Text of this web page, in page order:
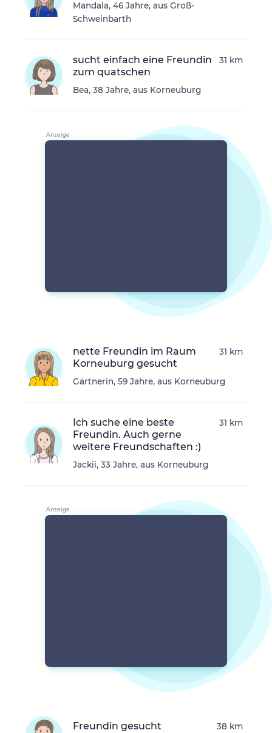
Mandala, 46 Jahre, aus Groß-
Schweinbarth
sucht einfach eine Freundin
zum quatschen
Bea, 38 Jahre, aus Korneuburg
31 km
nette Freundin im Raum
Korneuburg gesucht
Gärtnerin, 59 Jahre, aus Korneuburg
31 km
Ich suche eine beste
Freundin. Auch gerne
weitere Freundschaften :)
Jackii, 33 Jahre, aus Korneuburg
31 km
Freundin gesucht 38 km